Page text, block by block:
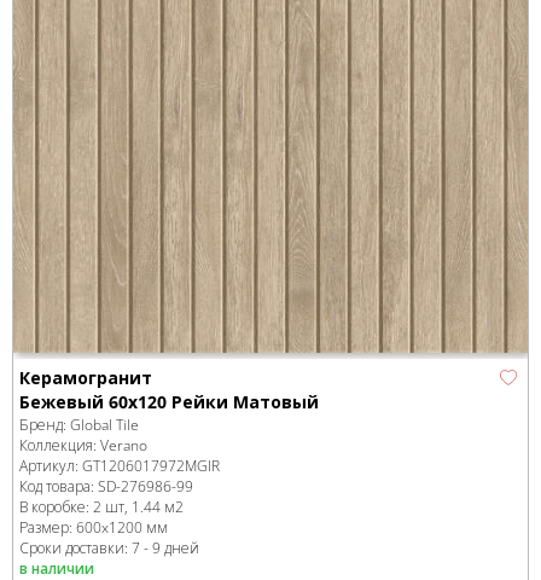
Керамогранит
Бежевый 60x120 Рейки Матовый
Бренд: Global Tile
Коллекция: Verano
Артикул: GT1206017972MGlR
Код товара: SD-276986-99
В коробке: 2 шт, 1.44 м2
Размер: 600x1200 мм
Сроки доставки: 7 - 9 дней
в наличии